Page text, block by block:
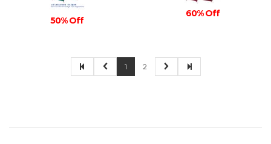
50% Off
60% Off
1 2